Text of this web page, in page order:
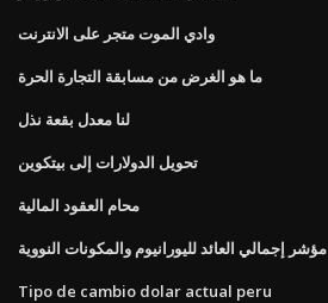
وادي الموت متجر على الانترنت
ما هو الغرض من مسابقة التجارة الحرة
لنا معدل بقعة نذل
تحويل الدولارات إلى بيتكوين
محام العقود المالية
مؤشر إجمالي العائد لليورانيوم والمكونات النووية
Tipo de cambio dolar actual peru